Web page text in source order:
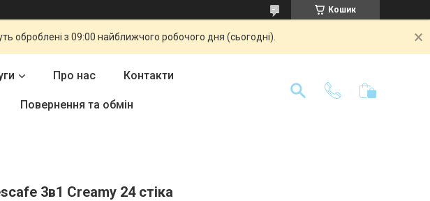
Кошик
оброблені з 09:00 найближчого робочого дня (сьогодні).
Про нас Контакти
Повернення та обмін
3в1 Creamy 24 стікa